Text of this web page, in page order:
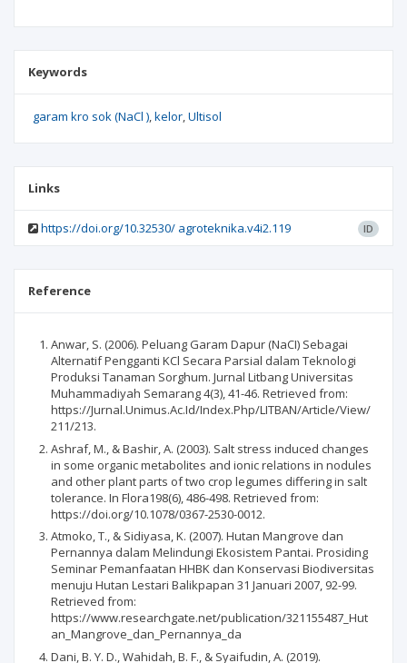
Keywords
garam kro sok (NaCl ) kelor Ultisol
Links
https://doi.org/10.32530/ agroteknika.v4i2.119 ID
Reference
Anwar, S. (2006). Peluang Garam Dapur (NaCI) Sebagai
Alternatif Pengganti KCl Secara Parsial dalam Teknologi
Produksi Tanaman Sorghum. Jurnal Litbang Universitas
Muhammadiyah Semarang 4(3), 41-46. Retrieved from:
https://Jurnal.Unimus.Ac.Id/Index.Php/LITBAN/Article/View/
211/213.
Ashraf, M., & Bashir, A. (2003). Salt stress induced changes
in some organic metabolites and ionic relations in nodules
and other plant parts of two crop legumes differing in salt
tolerance. In Flora198(6), 486-498. Retrieved from:
https://doi.org/10.1078/0367-2530-0012.
Atmoko, T., & Sidiyasa, K. (2007). Hutan Mangrove dan
Pernannya dalam Melindungi Ekosistem Pantai. Prosiding
Seminar Pemanfaatan HHBK dan Konservasi Biodiversitas
menuju Hutan Lestari Balikpapan 31 Januari 2007, 92-99.
Retrieved from:
https://www.researchgate.net/publication/321155487_Hut
an_Mangrove_dan_Pernannya_da
Dani, B. Y. D., Wahidah, B. F., & Syaifudin, A. (2019).